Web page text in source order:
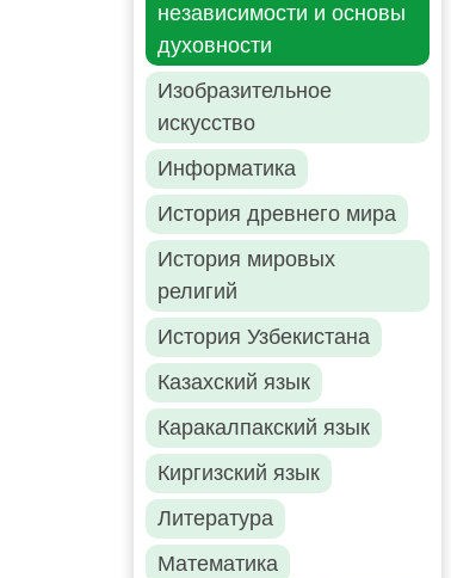
независимости и основы
духовности
Изобразительное
искусство
Информатика
История древнего мира
История мировых
религий
История Узбекистана
Казахский язык
Каракалпакский язык
Киргизский язык
Литература
Математика